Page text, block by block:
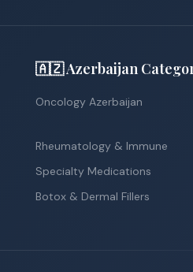
🇦🇿 Azerbaijan
Oncology Azerbaijan
Rheumatology & Immune
Specialty Medications
Botox & Dermal Fillers